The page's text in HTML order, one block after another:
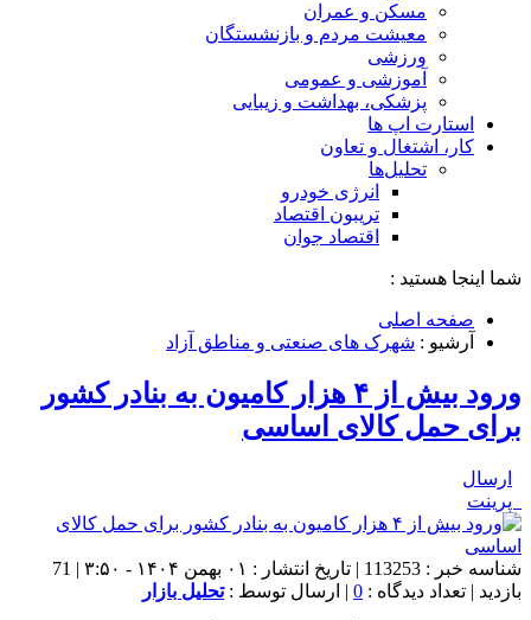
مسکن و عمران
معیشت مردم و بازنشستگان
ورزشی
آموزشی و عمومی
پزشکی، بهداشت و زیبایی
استارت اپ ها
کار، اشتغال و تعاون
تحلیل‌ها
انرژی خودرو
تریبون اقتصاد
اقتصاد جوان
شما اینجا هستید :
صفحه اصلی
آرشیو : شهرک های صنعتی و مناطق آزاد
ورود بیش از ۴ هزار کامیون به بنادر کشور
برای حمل کالای اساسی
ارسال
پرینت
شناسه خبر : 113253 | تاریخ انتشار : ۰۱ بهمن ۱۴۰۴ - ۳:۵۰ | 71
بازدید | تعداد دیدگاه : 0 | ارسال توسط :تحلیل بازار